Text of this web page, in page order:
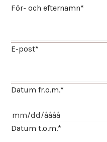
För- och efternamn*
E-post*
Datum fr.o.m.*
Datum t.o.m.*